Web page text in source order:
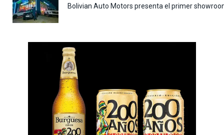
Bolivian Auto Motors presenta el primer